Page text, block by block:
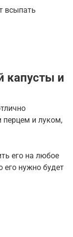
всыпать
капусты и
перцем и луком,
его на любое
его нужно будет